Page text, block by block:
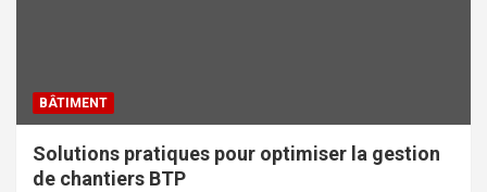
BÂTIMENT
Solutions pratiques pour optimiser la gestion
de chantiers BTP